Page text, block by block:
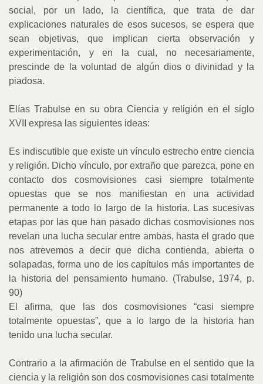
social, por un lado, la científica, que trata de dar
explicaciones naturales de esos sucesos, se espera que
sean objetivas, que implican cierta observación y
experimentación, y en la cual, no necesariamente,
prescinde de la voluntad de algún dios o divinidad y la
piadosa.
Elías Trabulse en su obra Ciencia y religión en el siglo
XVII expresa las siguientes ideas:
Es indiscutible que existe un vínculo estrecho entre ciencia
y religión. Dicho vínculo, por extraño que parezca, pone en
contacto dos cosmovisiones casi siempre totalmente
opuestas que se nos manifiestan en una actividad
permanente a todo lo largo de la historia. Las sucesivas
etapas por las que han pasado dichas cosmovisiones nos
revelan una lucha secular entre ambas, hasta el grado que
nos atrevemos a decir que dicha contienda, abierta o
solapadas, forma uno de los capítulos más importantes de
la historia del pensamiento humano. (Trabulse, 1974, p.
90)
El afirma, que las dos cosmovisiones “casi siempre
totalmente opuestas”, que a lo largo de la historia han
tenido una lucha secular.
Contrario a la afirmación de Trabulse en el sentido que la
ciencia y la religión son dos cosmovisiones casi totalmente